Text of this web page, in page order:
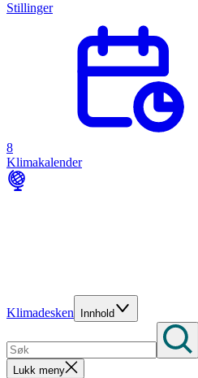
Stillinger
8
Klimakalender
Klimadesken Innhold
Lukk meny